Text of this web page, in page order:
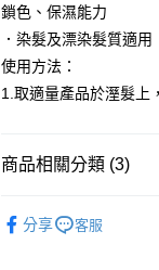
２．訂單成立數日內，您
３．收到繳費通知簡訊
／ATM／網路銀行／等
※ 請注意：結帳手續完成
絡購買商品的店家。未經
付客戶支援中心」https://
１．透過由恩沛科技股份
鎖色、保濕能力
．染髮及漂染髮質適用
使用方法：
1.取適量產品於溼髮上
商品相關分類 (3)
分享 客服